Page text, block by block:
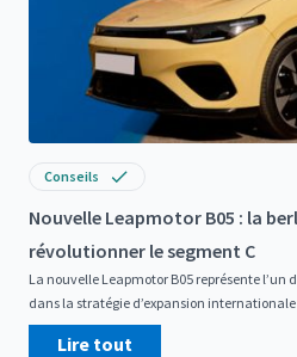
Conseils
Nouvelle Leapmotor B05 : la
révolutionner le segment C
La nouvelle Leapmotor B05 représente l’un
dans la stratégie d’expansion
Lire tout